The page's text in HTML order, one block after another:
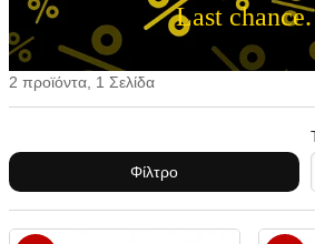
Last chance.
2 προϊόντα, 1 Σελίδα
Φίλτρο